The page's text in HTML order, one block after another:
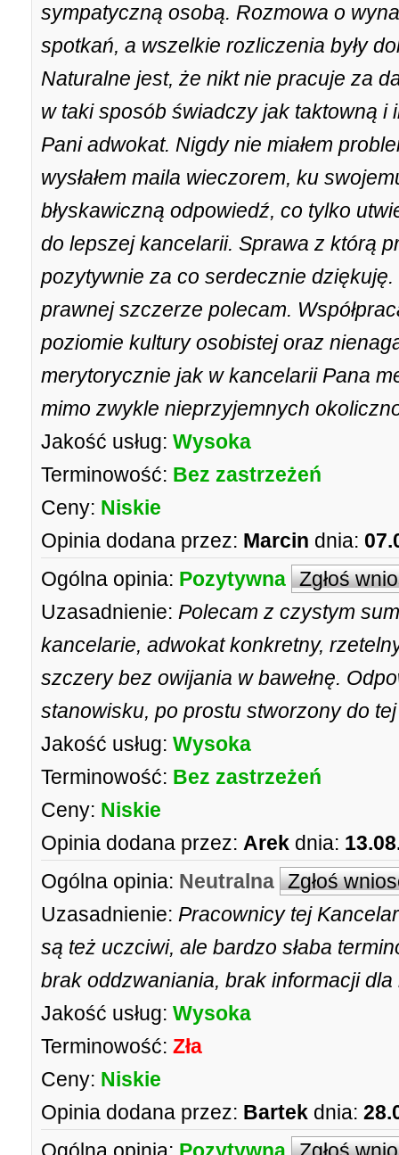
sympatyczną osobą. Rozmowa o
spotkań, a wszelkie rozliczenia były
Naturalne jest, że nikt nie pracuje za
w taki sposób świadczy jak taktowną i
Pani adwokat. Nigdy nie miałem
wysłałem maila wieczorem, ku
błyskawiczną odpowiedź, co tylko
do lepszej kancelarii. Sprawa z którą
pozytywnie za co serdecznie
prawnej szczerze polecam.
poziomie kultury osobistej oraz
merytorycznie jak w kancelarii Pana
mimo zwykle nieprzyjemnych
Jakość usług: Wysoka
Terminowość: Bez zastrzeżeń
Ceny: Niskie
Opinia dodana przez: Marcin dnia:
Ogólna opinia: Pozytywna Zgłoś
Uzasadnienie: Polecam z czystym
kancelarie, adwokat konkretny,
szczery bez owijania w bawełnę.
stanowisku, po prostu stworzony do
Jakość usług: Wysoka
Terminowość: Bez zastrzeżeń
Ceny: Niskie
Opinia dodana przez: Arek dnia:
Ogólna opinia: Neutralna Zgłoś
Uzasadnienie: Pracownicy tej
są też uczciwi, ale bardzo słaba
brak oddzwaniania, brak informacji dla
Jakość usług: Wysoka
Terminowość: Zła
Ceny: Niskie
Opinia dodana przez: Bartek dnia: